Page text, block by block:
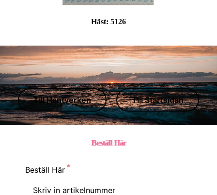
Häst: 5126
Till Hantverken Till Startsidan
Beställ Här
Beställ Här